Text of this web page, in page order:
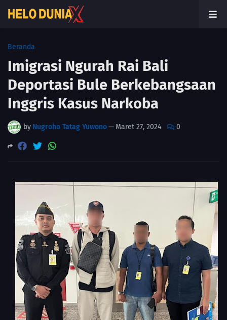
Beranda
Imigrasi Ngurah Rai Bali
Deportasi Bule Berkebangsaan
Inggris Kasus Narkoba
by Nugroho Tatag Yuwono— Maret 27, 2024 0